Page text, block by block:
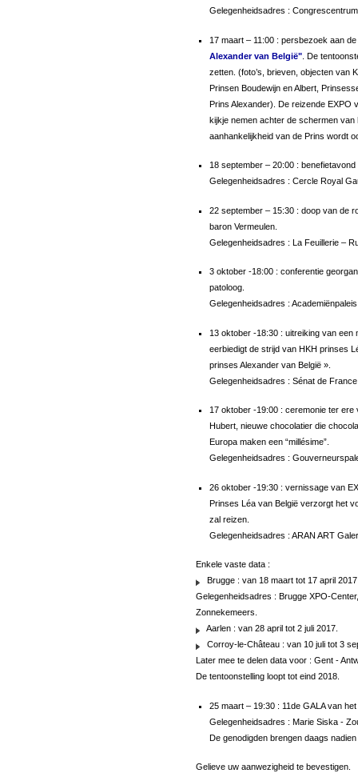
Gelegenheidsadres :
17 maart – 11:00 : persbezoek aan de
Alexander van België". De
zetten. (foto’s, brieven, objecten van
Prinsen Boudewijn en Albert,
Prins Alexander). De reizende EXPO
kijkje nemen achter de schermen
aanhankelijkheid van de Prins wordt
18 september – 20:00 :
Gelegenheidsadres : Cercle Royal
22 september – 15:30 : doop van de
baron Vermeulen.
Gelegenheidsadres : La Feuillerie –
3 oktober -18:00 : conferentie
patoloog.
Gelegenheidsadres :
13 oktober -18:30 : uitreiking van een
eerbiedigt de strijd van HKH prinses
prinses Alexander van België ».
Gelegenheidsadres : Sénat de
17 oktober -19:00 : ceremonie ter
Hubert, nieuwe chocolatier die
Europa maken een “millésime”.
Gelegenheidsadres :
26 oktober -19:30 : vernissage van
Prinses Léa van België verzorgt het
zal reizen.
Gelegenheidsadres : ARAN ART
Enkele vaste data :
Brugge : van 18 maart tot 17 april
Gelegenheidsadres : Brugge XPO-
Zonnekemeers.
Aarlen : van 28 april tot 2 juli 2017.
Corroy-le-Château : van 10 juli tot 3
Later mee te delen data voor : Gent -
De tentoonstelling loopt tot eind 2018.
25 maart – 19:30 : 11de GALA van
Gelegenheidsadres : Marie Siska -
De genodigden brengen daags
Gelieve uw aanwezigheid te bevestigen.